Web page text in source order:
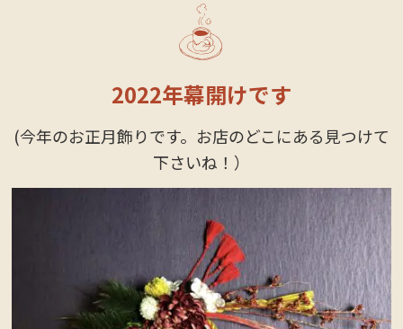
2022年幕開けです
(今年のお正月飾りです。お店のどこにある見つけて
下さいね！）